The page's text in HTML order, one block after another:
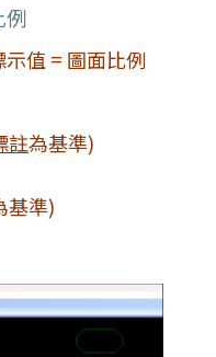
例
值 = 圖面比例
註為基準)
基準)